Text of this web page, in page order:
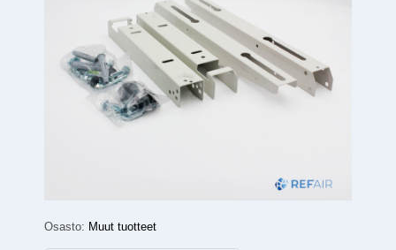
Osasto: Muut tuotteet